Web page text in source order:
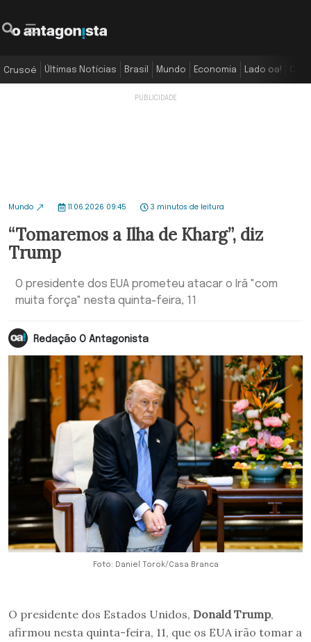
Crusoé Últimas Notícias Brasil Mundo Economia Lado oa!
Mundo 11.06.2026 09:45 3 minutos de leitura
“Tomaremos a Ilha de Kharg”, diz
Trump
O presidente dos EUA prometeu atacar o Irã "com
muita força" nesta quinta-feira, 11
Redação O Antagonista
Foto: Daniel Torok/Casa Branca
O presidente dos Estados Unidos, Donald Trump,
afirmou nesta quinta-feira, 11, que os EUA irão tomar a